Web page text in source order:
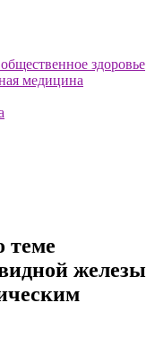
здоровье
медицина
теме
железы